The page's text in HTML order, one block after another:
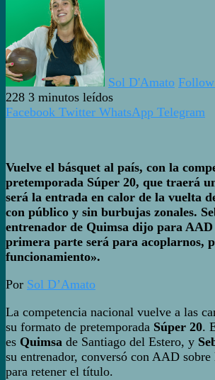
Sol D'Amato
228 3 minutos leídos
Facebook Twitter WhatsApp Telegram
Vuelve el básquet al país, con la
pretemporada Súper 20, que traerá
será la entrada en calor de la vuelta
con público y sin burbujas zonales.
entrenador de Quimsa dijo para AAD
primera parte será para acoplarnos,
funcionamiento».
Por Sol D’Amato
La competencia nacional vuelve a las
su formato de pretemporada Súper 20.
es Quimsa de Santiago del Estero, y
su entrenador, conversó con AAD sobre
para retener el título.